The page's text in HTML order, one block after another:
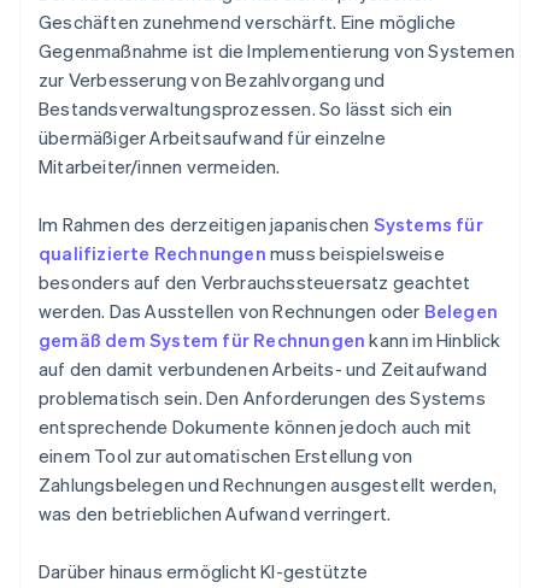
Geschäften zunehmend verschärft. Eine mögliche
Gegenmaßnahme ist die Implementierung von Systemen
zur Verbesserung von Bezahlvorgang und
Bestandsverwaltungsprozessen. So lässt sich ein
übermäßiger Arbeitsaufwand für einzelne
Mitarbeiter/innen vermeiden.
Im Rahmen des derzeitigen japanischen Systems für
qualifizierte Rechnungen muss beispielsweise
besonders auf den Verbrauchssteuersatz geachtet
werden. Das Ausstellen von Rechnungen oder Belegen
gemäß dem System für Rechnungen kann im Hinblick
auf den damit verbundenen Arbeits- und Zeitaufwand
problematisch sein. Den Anforderungen des Systems
entsprechende Dokumente können jedoch auch mit
einem Tool zur automatischen Erstellung von
Zahlungsbelegen und Rechnungen ausgestellt werden,
was den betrieblichen Aufwand verringert.
Darüber hinaus ermöglicht KI-gestützte